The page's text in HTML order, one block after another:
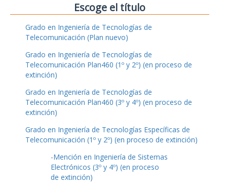
Escoge el título
Grado en Ingeniería de Tecnologías de
Telecomunicación (Plan nuevo)
Grado en Ingeniería de Tecnologías de
Telecomunicación Plan460 (1º y 2º) (en proceso de
extinción)
Grado en Ingeniería de Tecnologías de
Telecomunicación Plan460 (3º y 4º) (en proceso de
extinción)
Grado en Ingeniería de Tecnologías Específicas de
Telecomunicación (1º y 2º) (en proceso de extinción)
-Mención en Ingeniería de Sistemas
Electrónicos (3º y 4º) (en proceso
de extinción)